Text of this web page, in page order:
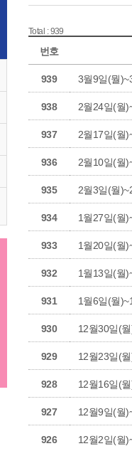
Total : 939
번호
939 3월9일(뭘
938 2월24일(월
937 2월17일(월
936 2월10일(월
935 2월3일(월
934 1월27일(월
933 1월20일(월
932 1월13일(월
931 1월6일(월
930 12월30일(
929 12월23일(
928 12월16일(
927 12월9일(월
926 12월2일(월